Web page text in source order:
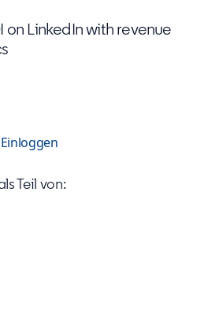
on LinkedIn with revenue
Einloggen
Teil von: